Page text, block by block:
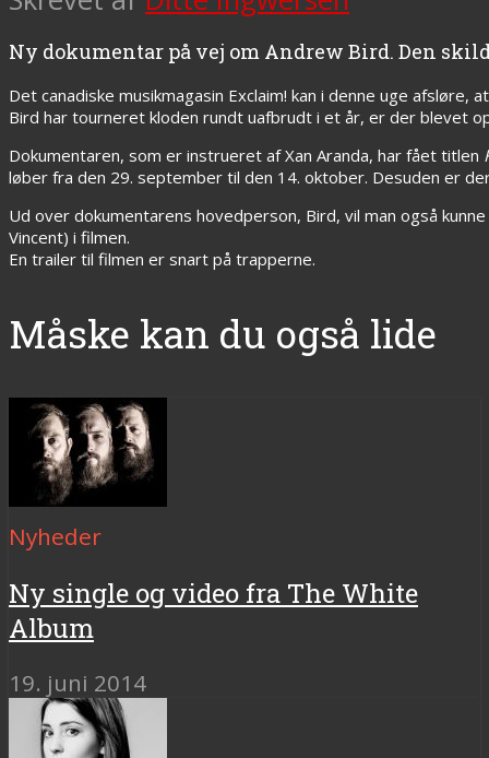
Ny dokumentar på vej om Andrew Bird. Den
Det canadiske musikmagasin Exclaim! kan i denne uge afsløre,
Bird har tourneret kloden rundt uafbrudt i et år, er der blevet
Dokumentaren, som er instrueret af Xan Aranda, har fået titlen
løber fra den 29. september til den 14. oktober. Desuden er
Ud over dokumentarens hovedperson, Bird, vil man også
Vincent) i filmen.
En trailer til filmen er snart på trapperne.
Måske kan du også lide
Nyheder
Ny single og video fra The White
Album
19. juni 2014